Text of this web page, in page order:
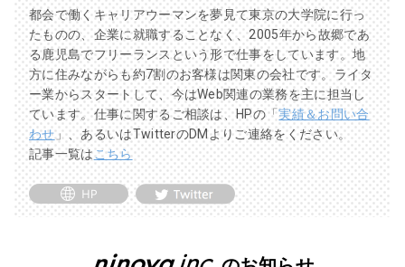
都会で働くキャリアウーマンを夢見て東京の大学院に行っ
たものの、企業に就職することなく、2005年から故郷であ
る鹿児島でフリーランスという形で仕事をしています。地
方に住みながらも約7割のお客様は関東の会社です。ライタ
ー業からスタートして、今はWeb関連の業務を主に担当し
ています。仕事に関するご相談は、HPの「実績＆お問い合
わせ」、あるいはTwitterのDMよりご連絡をください。
記事一覧はこちら